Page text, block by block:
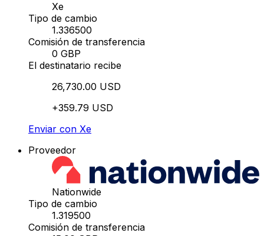
Xe
Tipo de cambio
1.336500
Comisión de transferencia
0 GBP
El destinatario recibe
26,730.00 USD
+359.79 USD
Enviar con Xe
Proveedor
Nationwide
Tipo de cambio
1.319500
Comisión de transferencia